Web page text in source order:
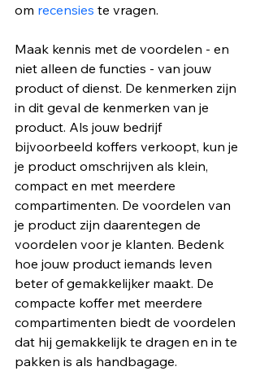
om recensies te vragen.
Maak kennis met de voordelen - en
niet alleen de functies - van jouw
product of dienst. De kenmerken zijn
in dit geval de kenmerken van je
product. Als jouw bedrijf
bijvoorbeeld koffers verkoopt, kun je
je product omschrijven als klein,
compact en met meerdere
compartimenten. De voordelen van
je product zijn daarentegen de
voordelen voor je klanten. Bedenk
hoe jouw product iemands leven
beter of gemakkelijker maakt. De
compacte koffer met meerdere
compartimenten biedt de voordelen
dat hij gemakkelijk te dragen en in te
pakken is als handbagage.